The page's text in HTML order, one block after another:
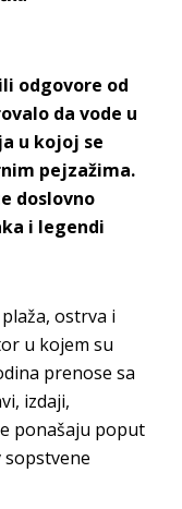
odgovore od
da vode u
u kojoj se
pejzažima.
doslovno
i legendi
ostrva i
u kojem su
prenose sa
izdaji,
ponašaju poput